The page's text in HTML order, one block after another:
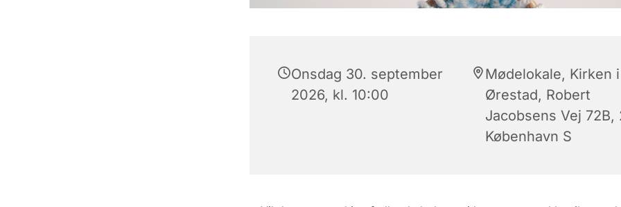
Onsdag 30. september
2026, kl. 10:00
Mødelokale, Kirken i
Ørestad, Robert
Jacobsens Vej 72B,
København S